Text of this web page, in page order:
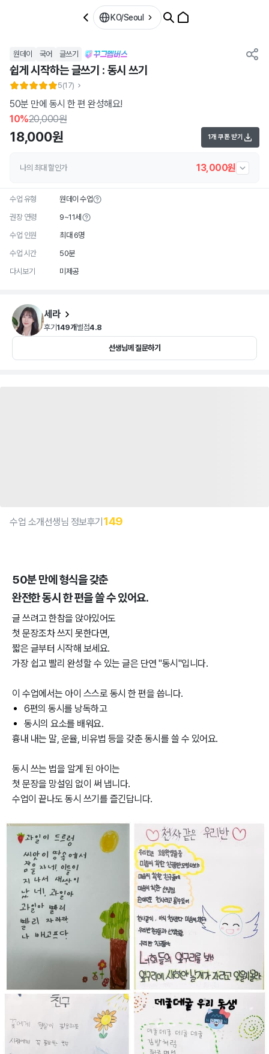
KO/Seoul
원데이 국어 글쓰기
쉽게 시작하는 글쓰기 : 동시 쓰기
5(17)
50분 만에 동시 한 편 완성해요!
10%20,000원
18,000원 1개 쿠폰 받기
나의 최대 할인가 13,000원
수업 유형
원데이 수업
권장 연령
9~11세
수업 인원
최대 6명
수업 시간
50분
다시보기
미제공
세라
후기 149개 별점4.8
선생님께 질문하기
수업 소개선생님 정보후기 149
50분 만에 형식을 갖춘
완전한 동시 한 편을 쓸 수 있어요.
글 쓰려고 한참을 앉아있어도
첫 문장조차 쓰지 못한다면,
짧은 글부터 시작해 보세요.
가장 쉽고 빨리 완성할 수 있는 글은 단연 "동시"입니다.
이 수업에서는 아이 스스로 동시 한 편을 씁니다.
6편의 동시를 낭독하고
동시의 요소를 배워요.
흉내 내는 말, 운율, 비유법 등을 갖춘 동시를 쓸 수 있어요.
동시 쓰는 법을 알게 된 아이는
첫 문장을 망설임 없이 써 냅니다.
수업이 끝나도 동시 쓰기를 즐긴답니다.